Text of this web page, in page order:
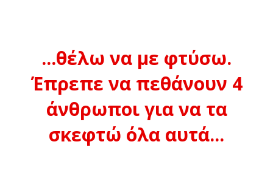
...θέλω να με φτύσω.
Έπρεπε να πεθάνουν 4
άνθρωποι για να τα
σκεφτώ όλα αυτά...